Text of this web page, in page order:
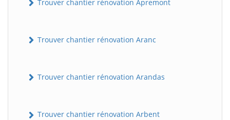
Trouver chantier rénovation Apremont
Trouver chantier rénovation Aranc
Trouver chantier rénovation Arandas
Trouver chantier rénovation Arbent